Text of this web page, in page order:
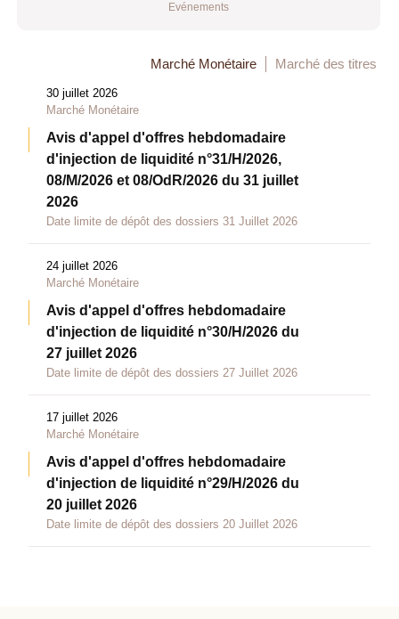
Evénements
Marché Monétaire Marché des titres
30 juillet 2026
Marché Monétaire
Avis d'appel d'offres hebdomadaire
d'injection de liquidité n°31/H/2026,
08/M/2026 et 08/OdR/2026 du 31 juillet
2026
Date limite de dépôt des dossiers 31 Juillet 2026
24 juillet 2026
Marché Monétaire
Avis d'appel d'offres hebdomadaire
d'injection de liquidité n°30/H/2026 du
27 juillet 2026
Date limite de dépôt des dossiers 27 Juillet 2026
17 juillet 2026
Marché Monétaire
Avis d'appel d'offres hebdomadaire
d'injection de liquidité n°29/H/2026 du
20 juillet 2026
Date limite de dépôt des dossiers 20 Juillet 2026